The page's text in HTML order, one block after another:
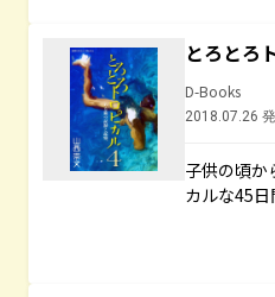
とろとろ
D-Books
2018.07.26
子供の頃か
カルな45日